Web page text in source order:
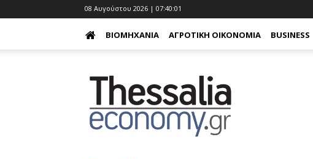
08 Αυγούστου 2026 | 07:40:02
ΒΙΟΜΗΧΑΝΊΑ ΑΓΡΟΤΙΚΉ ΟΙΚΟΝΟΜΊΑ BUSINESS